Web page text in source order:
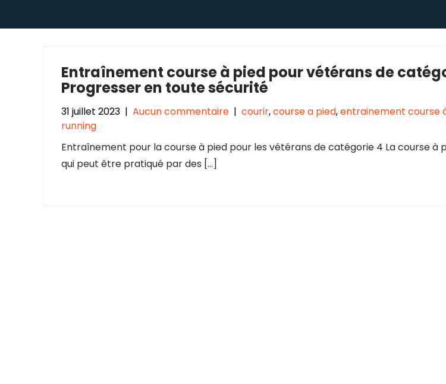
Entraînement course à pied pour vétérans de
Progresser en toute sécurité
31 juillet 2023 | Aucun commentaire | courir,course a pied,entrainement course
running
Entraînement pour la course à pied pour les vétérans de catégorie 4 La course à
qui peut être pratiqué par des […]